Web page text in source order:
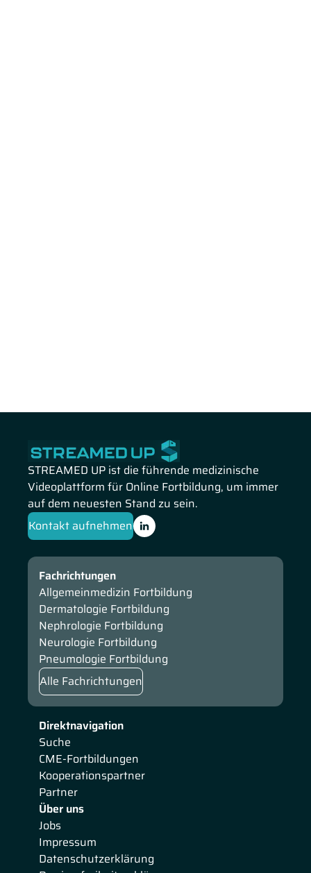
STREAMED UP ist die führende medizinische
Videoplattform für Online Fortbildung, um immer
auf dem neuesten Stand zu sein.
Kontakt aufnehmen
Direktnavigation
Suche
CME-Fortbildungen
Kooperationspartner
Partner
Über uns
Jobs
Impressum
Datenschutzerklärung
Fachrichtungen
Allgemeinmedizin Fortbildung
Dermatologie Fortbildung
Nephrologie Fortbildung
Neurologie Fortbildung
Pneumologie Fortbildung
Alle Fachrichtungen